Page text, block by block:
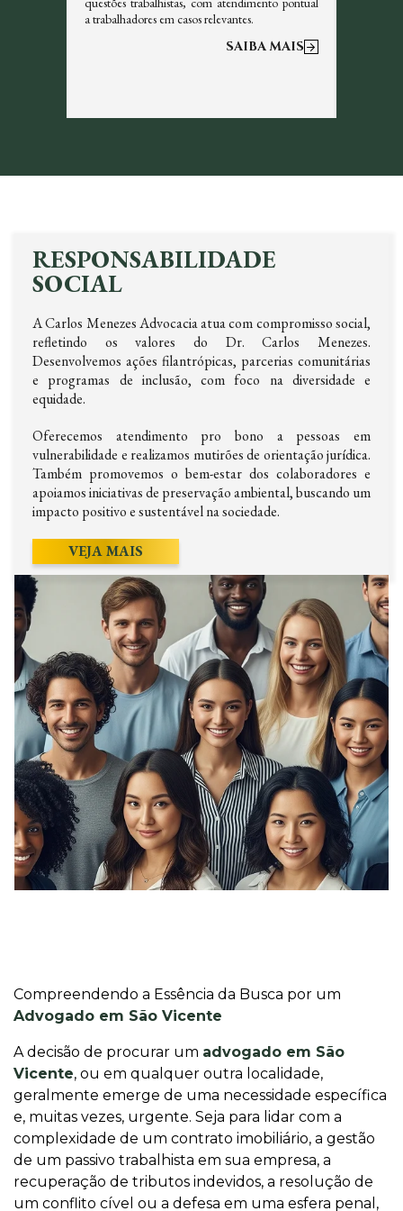
a trabalhadores em casos relevantes.
SAIBA MAIS
RESPONSABILIDADE
SOCIAL
A Carlos Menezes Advocacia atua com compromisso social,
refletindo os valores do Dr. Carlos Menezes.
Desenvolvemos ações filantrópicas, parcerias comunitárias
e programas de inclusão, com foco na diversidade e
equidade.
Oferecemos atendimento pro bono a pessoas em
vulnerabilidade e realizamos mutirões de orientação jurídica.
Também promovemos o bem-estar dos colaboradores e
apoiamos iniciativas de preservação ambiental, buscando um
impacto positivo e sustentável na sociedade.
VEJA MAIS
Compreendendo a Essência da Busca por um
Advogado em São Vicente
A decisão de procurar um advogado em São
Vicente, ou em qualquer outra localidade,
geralmente emerge de uma necessidade específica
e, muitas vezes, urgente. Seja para lidar com a
complexidade de um contrato imobiliário, a gestão
de um passivo trabalhista em sua empresa, a
recuperação de tributos indevidos, a resolução de
um conflito cível ou a defesa em uma esfera penal,